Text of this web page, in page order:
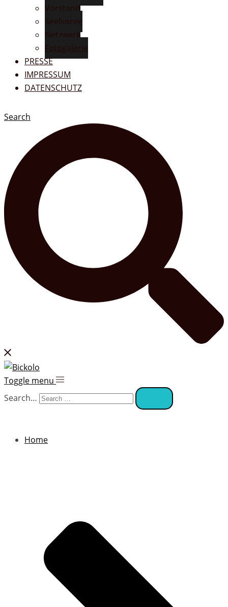
Vorstand
Seelsorge
Netzwerk
Fotogalerie
PRESSE
IMPRESSUM
DATENSCHUTZ
Search
Toggle menu
Search…
Home